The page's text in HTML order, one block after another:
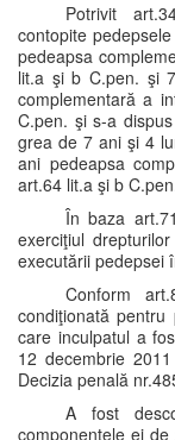
Potrivit
contopite
pedeapsa
lit.a şi b C.pen. şi
complementară a
C.pen. şi s-a
grea de 7 ani şi 4
ani pedeapsa
art.64 lit.a şi b
În baza
exerciţiul
executării pedepsei
Conform
condiţionată
care inculpatul a
12 decembrie
Decizia penală
A fost
componentele ei